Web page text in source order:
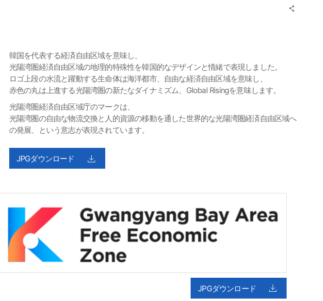
韓国を代表する経済自由区域を意味し、
光陽湾圏経済自由区域の地理的特殊性を韓国的なデザインと情緒で表現しました。
ロゴ上段の水流と躍動する生命体は海洋都市、自由な経済自由区域を意味し、
赤色の丸は上進する光陽湾圏の新たなダイナミズム、Global Risingを意味します。
光陽湾圏経済自由区域庁のマークは、
光陽湾圏の自由な物流交換と人的資源の移動を通した世界的な光陽湾圏経済自由区域へ
の発展、という意志が表現されています。
JPGダウンロード
JPGダウンロード